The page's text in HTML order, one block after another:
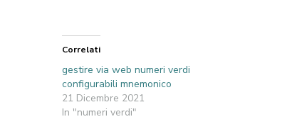
Correlati
gestire via web numeri verdi
configurabili mnemonico
21 Dicembre 2021
In "numeri verdi"